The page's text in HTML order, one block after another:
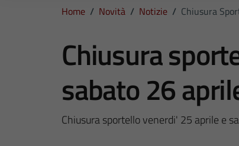
Home / Novità / Notizie / Chiusura
Chiusura
sabato 26
Chiusura sportello venerdi' 25 aprile e